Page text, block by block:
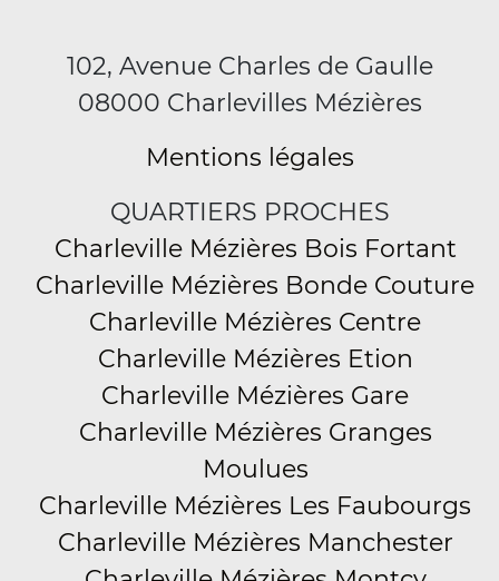
102, Avenue Charles de Gaulle
08000 Charlevilles Mézières
Mentions légales
QUARTIERS PROCHES
Charleville Mézières Bois Fortant
Charleville Mézières Bonde Couture
Charleville Mézières Centre
Charleville Mézières Etion
Charleville Mézières Gare
Charleville Mézières Granges
Moulues
Charleville Mézières Les Faubourgs
Charleville Mézières Manchester